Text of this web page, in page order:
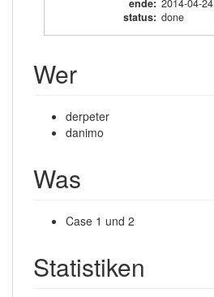
ende: 2014-04-24
status: done
Wer
derpeter
danimo
Was
Case 1 und 2
Statistiken